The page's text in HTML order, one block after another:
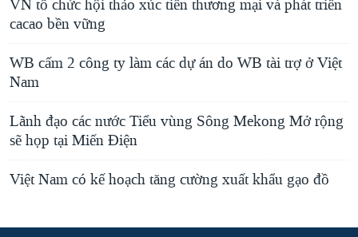
VN tổ chức hội thảo xúc tiến thương mại và phát triển
cacao bền vững
WB cấm 2 công ty làm các dự án do WB tài trợ ở Việt
Nam
Lãnh đạo các nước Tiểu vùng Sông Mekong Mở rộng
sẽ họp tại Miến Điện
Việt Nam có kế hoạch tăng cường xuất khẩu gạo đồ